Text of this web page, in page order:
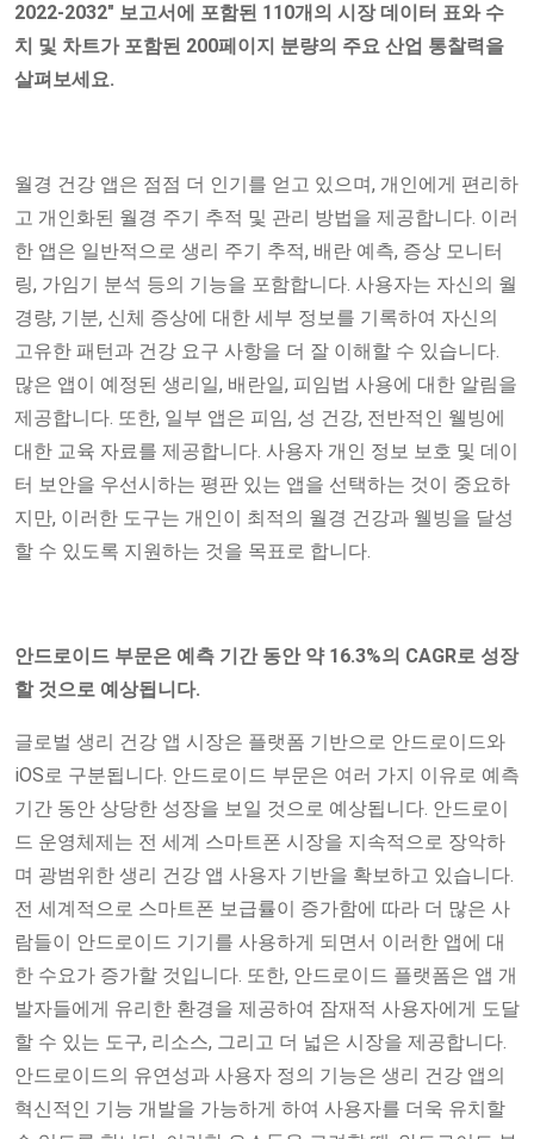
2022-2032" 보고서에 포함된 110개의 시장 데이터 표와 수
치 및 차트가 포함된 200페이지 분량의 주요 산업 통찰력을
살펴보세요.
월경 건강 앱은 점점 더 인기를 얻고 있으며, 개인에게 편리하
고 개인화된 월경 주기 추적 및 관리 방법을 제공합니다. 이러
한 앱은 일반적으로 생리 주기 추적, 배란 예측, 증상 모니터
링, 가임기 분석 등의 기능을 포함합니다. 사용자는 자신의 월
경량, 기분, 신체 증상에 대한 세부 정보를 기록하여 자신의
고유한 패턴과 건강 요구 사항을 더 잘 이해할 수 있습니다.
많은 앱이 예정된 생리일, 배란일, 피임법 사용에 대한 알림을
제공합니다. 또한, 일부 앱은 피임, 성 건강, 전반적인 웰빙에
대한 교육 자료를 제공합니다. 사용자 개인 정보 보호 및 데이
터 보안을 우선시하는 평판 있는 앱을 선택하는 것이 중요하
지만, 이러한 도구는 개인이 최적의 월경 건강과 웰빙을 달성
할 수 있도록 지원하는 것을 목표로 합니다.
안드로이드 부문은 예측 기간 동안 약 16.3%의 CAGR로 성장
할 것으로 예상됩니다.
글로벌 생리 건강 앱 시장은 플랫폼 기반으로 안드로이드와
iOS로 구분됩니다. 안드로이드 부문은 여러 가지 이유로 예측
기간 동안 상당한 성장을 보일 것으로 예상됩니다. 안드로이
드 운영체제는 전 세계 스마트폰 시장을 지속적으로 장악하
며 광범위한 생리 건강 앱 사용자 기반을 확보하고 있습니다.
전 세계적으로 스마트폰 보급률이 증가함에 따라 더 많은 사
람들이 안드로이드 기기를 사용하게 되면서 이러한 앱에 대
한 수요가 증가할 것입니다. 또한, 안드로이드 플랫폼은 앱 개
발자들에게 유리한 환경을 제공하여 잠재적 사용자에게 도달
할 수 있는 도구, 리소스, 그리고 더 넓은 시장을 제공합니다.
안드로이드의 유연성과 사용자 정의 기능은 생리 건강 앱의
혁신적인 기능 개발을 가능하게 하여 사용자를 더욱 유치할